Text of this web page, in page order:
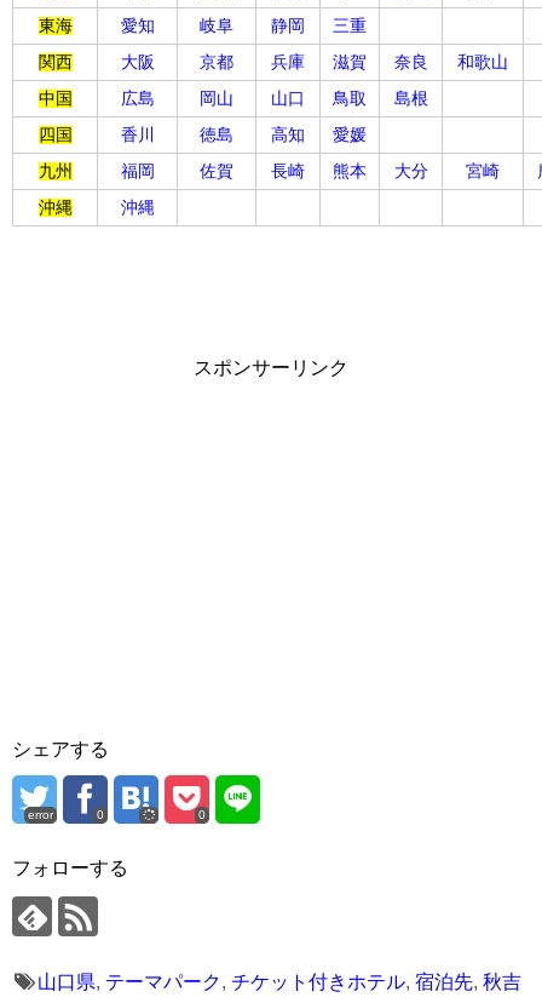
東海
愛知 岐阜 静岡
三重
関西
大阪 京都 兵庫 滋賀 奈良
和歌山
中国
広島 岡山 山口 鳥取
島根
四国
香川 徳島 高知
愛媛
九州
福岡 佐賀 長崎 熊本 大分 宮崎
沖縄
沖縄
スポンサーリンク
シェアする
error 0 0
フォローする
山口県, テーマパーク, チケット付きホテル, 宿泊先, 秋吉